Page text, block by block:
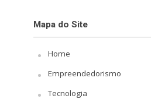
Mapa do Site
Home
Empreendedorismo
Tecnologia